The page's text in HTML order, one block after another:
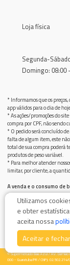
Loja física
Segunda-
Domingo: 08:00
* Informamos que os
app válidos para o dia de
* As ações/promoções do
compra por CPF, não sendo
* O pedido será concluído
falta de algum item, este
total de sua compra poderá
produtos de peso variável.
* Para melhor atender
limitar, por cliente, a
A venda e o consumo
anos.
Bebida alcoólica pode
Beba com moderação
© Supermercado Baía Azul / AV.
000 - Guaratuba/PR / CNPJ:
Utilizamos
e obter
aceita nossa
Aceitar e fechar